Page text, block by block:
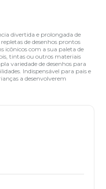
divertida e prolongada de
de desenhos prontos
icônicos com a sua paleta de
tintas ou outros materiais
variedade de desenhos para
Indispensável para pais e
a desenvolverem